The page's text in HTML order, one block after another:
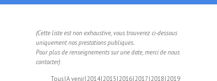
(Cette liste est non exhaustive, vous trouverez ci-dessous
uniquement nos prestations publiques.
Pour plus de renseignements sur une date, merci de nous
contacter)
Tous A venir 2014 2015 2016 2017 2018 2019